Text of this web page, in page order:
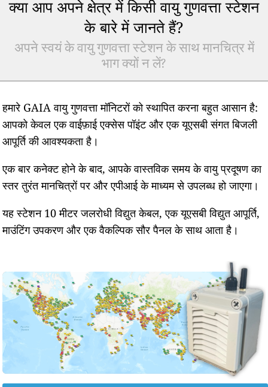
क्या आप अपने क्षेत्र में किसी वायु गुणवत्ता स्टेशन
के बारे में जानते हैं?
अपने स्वयं के वायु गुणवत्ता स्टेशन के साथ मानचित्र में
भाग क्यों न लें?
हमारे GAIA वायु गुणवत्ता मॉनिटरों को स्थापित करना बहुत आसान है:
आपको केवल एक वाईफ़ाई एक्सेस पॉइंट और एक यूएसबी संगत बिजली
आपूर्ति की आवश्यकता है।
एक बार कनेक्ट होने के बाद, आपके वास्तविक समय के वायु प्रदूषण का
स्तर तुरंत मानचित्रों पर और एपीआई के माध्यम से उपलब्ध हो जाएगा।
यह स्टेशन 10 मीटर जलरोधी विद्युत केबल, एक यूएसबी विद्युत आपूर्ति,
माउंटिंग उपकरण और एक वैकल्पिक सौर पैनल के साथ आता है।